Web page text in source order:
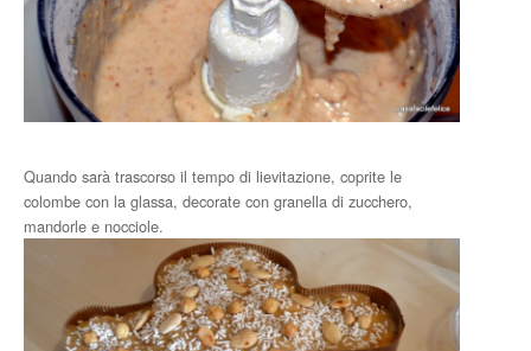
Quando sarà trascorso il tempo di lievitazione, coprite le
colombe con la glassa, decorate con granella di zucchero,
mandorle e nocciole.